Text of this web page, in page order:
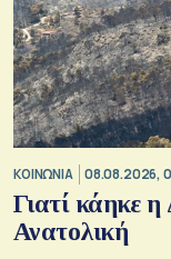
ΚΟΙΝΩΝΙΑ 08.08.2026,
Γιατί κάηκε η
Ανατολική